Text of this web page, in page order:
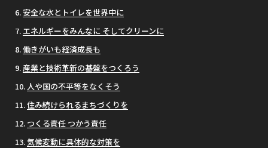
安全な水とトイレを世界中に
エネルギーをみんなに そしてクリーンに
働きがいも経済成長も
産業と技術革新の基盤をつくろう
人や国の不平等をなくそう
住み続けられるまちづくりを
つくる責任 つかう責任
気候変動に具体的な対策を